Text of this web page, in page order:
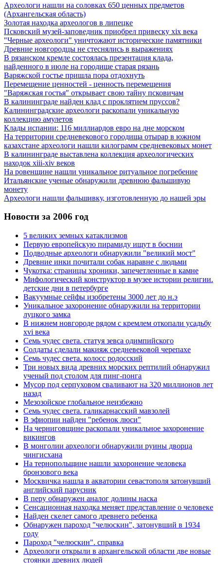
Археологи нашли на соловках 650 ценных предметов
(Архангельская область)
Золотая находка археологов в липецке
Псковский музей-заповедник приобрел привеску xix века
"Черные археологи" уничтожают исторические памятники
Древние новгородцы не стеснялись в выражениях
В рязанском кремле состоялась презентация клада,
найденного в июле на городище старая рязань
Варяжской гостье пришла пора отдохнуть
Перемещение ценностей - ценность перемещения
"Варяжская гостья" открывает свою тайну псковичам
В калининграде найден клад с проклятием пруссов?
Калининградские археологи раскопали уникальную
коллекцию амулетов
Клады испании: 116 миллиардов евро на дне морском
На территории средневекового городища отырар в южном
казахстане археологи нашли килограмм средневековых монет
В калининграде выставлена коллекция археологических
находок xiii-xiv веков
На ровенщине нашли уникальное ритуальное погребение
Итальянские ученые обнаружили древнюю фальшивую
монету
Археологи нашли фальшивку, изготовленную до нашей эры
Новости за 2006 год
5 великих земных катаклизмов
Первую европейскую пирамиду ищут в боснии
Подводные археологи обнаружили "великий мост"
Древние инки почитали собак наравне с людьми
Чукотка: страницы хроники, запечетленные в камне
Мифологический конструктор в музее истории религии.
детские дни в петербурге
Вакуумные сейфы изобретены 3000 лет до н.э
Уникальное захоронение обнаружили на территории
луцкого замка
В нижнем новгороде рядом с кремлем откопали усадьбу
xvi века
Семь чудес света. статуя зевса одимпийского
Солдаты сделали макияж средневековой черепахе
Семь чудес света. колосс родосский
Три новых вида древних морских рептилий обнаружил
ученый под столом для пинг-понга
Мусор под cерпуховом сваливают на 320 миллионов лет
назад
Мезозойское глобальное неизбежно
Семь чудес света. галикарнасский мавзолей
В эфиопии найден "ребенок люси"
На черниговщине раскопали уникальное захоронение
викингов
В монголии археологи обнаружили руины дворца
чингисхана
На тернопольщине нашли захоронение человека
бронзового века
Москвичка нашла в акватории севастополя затонувший
английский парусник
В перу обнаружен аналог долины наска
Сенсационная находка меняет представление о человеке
Найден скелет самого древнего ребенка
Обнаружен пароход "челюскин", затонувший в 1934
году
Пароход "челюскин". справка
Археологи открыли в архангельской области две новые
стоянки древних людей